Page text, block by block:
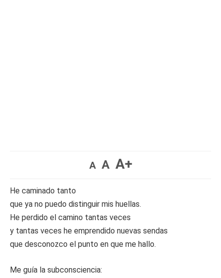
A A A+
He caminado tanto
que ya no puedo distinguir mis huellas.
He perdido el camino tantas veces
y tantas veces he emprendido nuevas sendas
que desconozco el punto en que me hallo.
Me guía la subconsciencia: